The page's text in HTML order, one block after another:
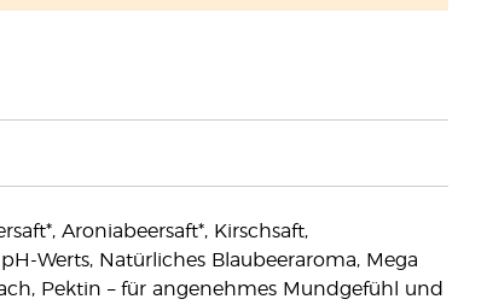
Aroniabeersaft*, Kirschsaft,
Werts, Natürliches Blaubeeraroma, Mega
Pektin – für angenehmes Mundgefühl und